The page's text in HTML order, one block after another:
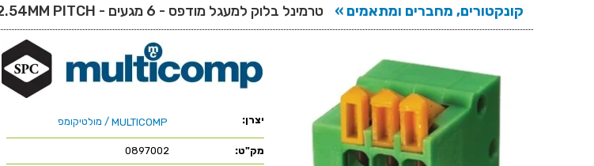
קונקטורים, מחברים ומתאמים » טרמינל בלוק למעגל מודפס - 6 מגעים - 2.54MM PITCH
יצרן: MULTICOMP / מולטיקומפ
מק"ט: 0897002